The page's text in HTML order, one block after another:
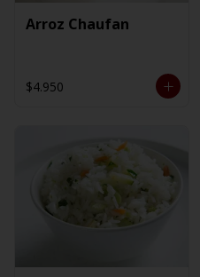
Arroz Chaufan
$4.950